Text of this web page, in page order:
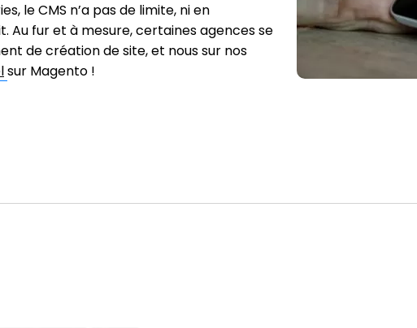
le CMS n’a pas de limite, ni en
Au fur et à mesure, certaines agences se
de création de site, et nous sur nos
sur Magento !